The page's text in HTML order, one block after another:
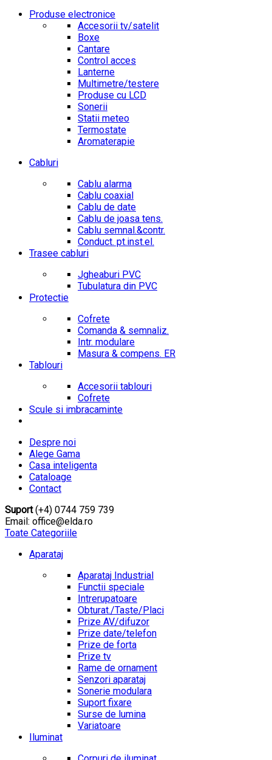
Produse electronice
Accesorii tv/satelit
Boxe
Cantare
Control acces
Lanterne
Multimetre/testere
Produse cu LCD
Sonerii
Statii meteo
Termostate
Aromaterapie
Cabluri
Cablu alarma
Cablu coaxial
Cablu de date
Cablu de joasa tens.
Cablu semnal.&contr.
Conduct. pt.inst.el.
Trasee cabluri
Jgheaburi PVC
Tubulatura din PVC
Protectie
Cofrete
Comanda & semnaliz.
Intr. modulare
Masura & compens. ER
Tablouri
Accesorii tablouri
Cofrete
Scule si imbracaminte
Despre noi
Alege Gama
Casa inteligenta
Cataloage
Contact
Suport(+4) 0744 759 739
Email: office@elda.ro
Toate Categoriile
Aparataj
Aparataj Industrial
Functii speciale
Intrerupatoare
Obturat./Taste/Placi
Prize AV/difuzor
Prize date/telefon
Prize de forta
Prize tv
Rame de ornament
Senzori aparataj
Sonerie modulara
Suport fixare
Surse de lumina
Variatoare
Iluminat